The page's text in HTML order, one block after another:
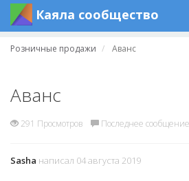
Каяла сообщество
Розничные продажи Аванс
Аванс
291 Просмотров Последнее
Sasha написал 04 августа 2019